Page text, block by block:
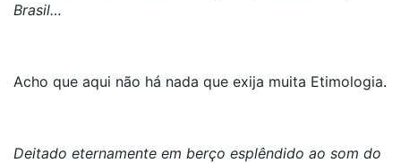
Brasil…
Acho que aqui não há nada que exija muita Etimologia.
Deitado eternamente em berço esplêndido ao som do